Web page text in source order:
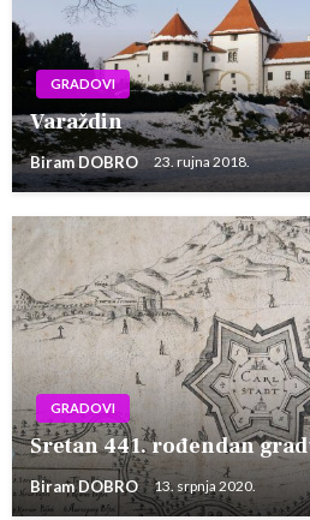
GRADOVI
Varaždin
Biram DOBRO 23. rujna 2018.
GRADOVI
Sretan 441. rođendan
Biram DOBRO 13. srpnja 2020.